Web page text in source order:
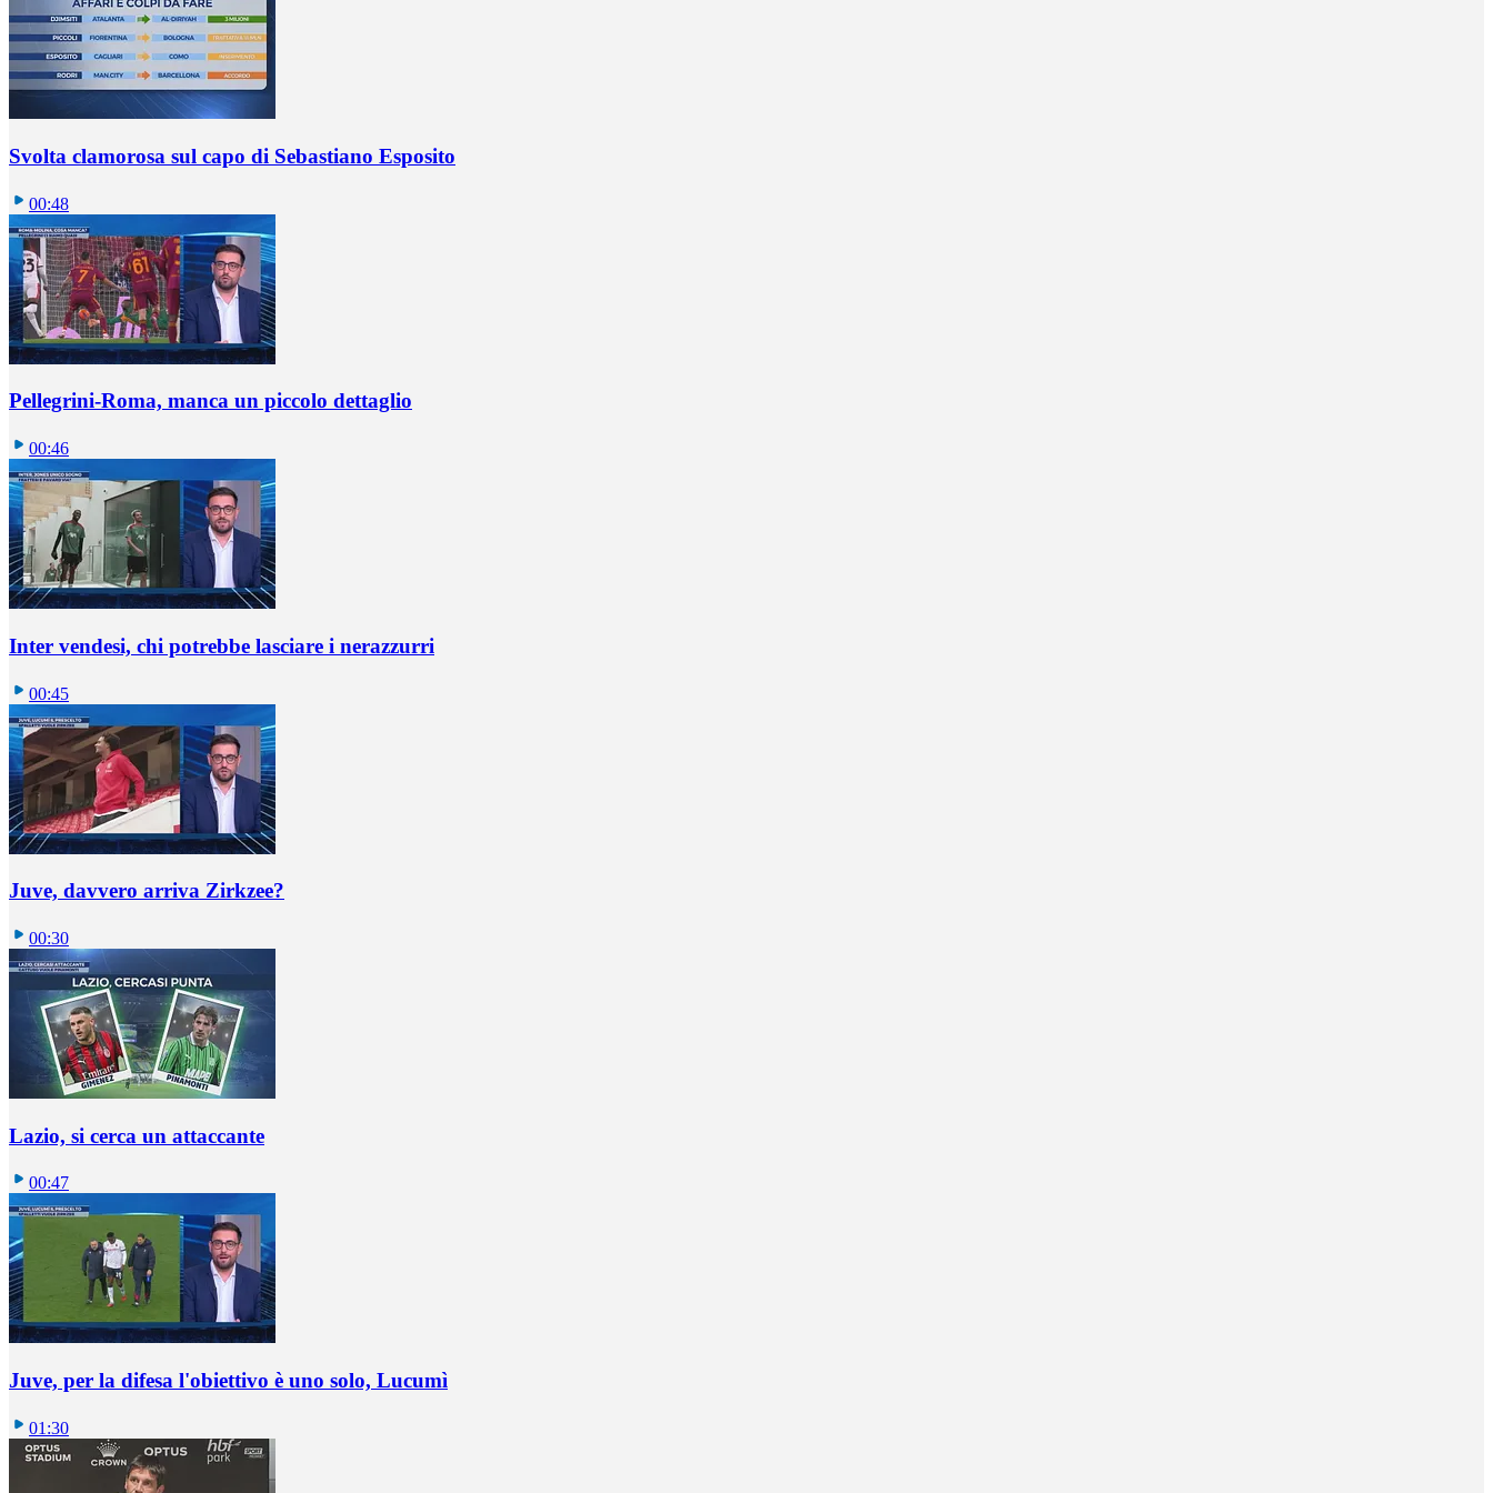
Svolta clamorosa sul capo di Sebastiano Esposito
00:48
Pellegrini-Roma, manca un piccolo dettaglio
00:46
Inter vendesi, chi potrebbe lasciare i nerazzurri
00:45
Juve, davvero arriva Zirkzee?
00:30
Lazio, si cerca un attaccante
00:47
Juve, per la difesa l'obiettivo è uno solo, Lucumì
01:30